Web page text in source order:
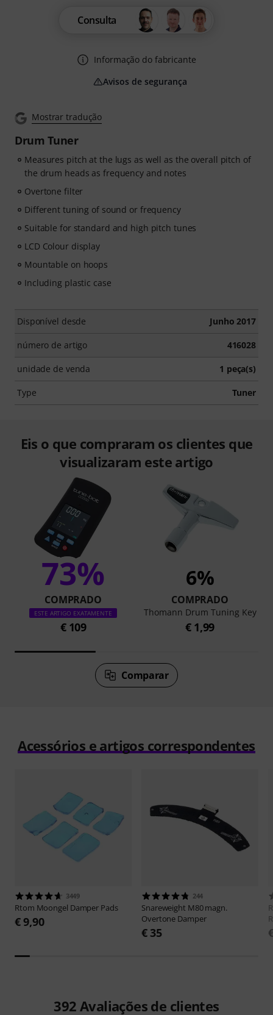
Mostrar tradução
Drum Tuner
Measures pitch at the lugs as well as the overall pitch of
the drum heads as frequency and notes
Overtone filter
Different tuning of sound or frequency
Suitable for standard and high pitch tunes
LCD Colour display
Mountable on hoops
Including plastic case
Disponível desde Junho 2017
número de artigo 416028
unidade de venda 1 peça(s)
Type Tuner
Consulta
Informação do fabricante
Avisos de segurança
Eis o que compraram os clientes que
visualizaram este artigo
73%
COMPRADO
ESTE ARTIGO EXATAMENTE
€ 109
6%
COMPRADO
Thomann Drum Tuning Key
€ 1,99
Comparar
Acessórios e artigos correspondentes
3449
Rtom Moongel Damper Pads
€ 9,90
244
Snareweight M80 magn.
Overtone Damper
€ 35
392 Avaliações de clientes